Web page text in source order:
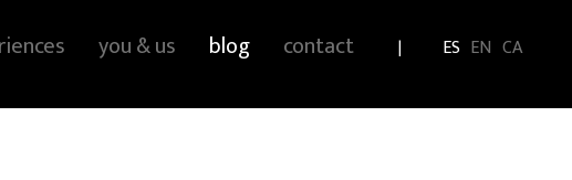
ES EN CA
you & us blog contact